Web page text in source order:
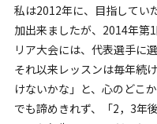
私は2012年に、目指してい
加出来ましたが、2014年第
リア大会には、代表選手に
それ以来レッスンは毎年続
けないかな」と、心のどこ
でも諦めきれず、「2，3年